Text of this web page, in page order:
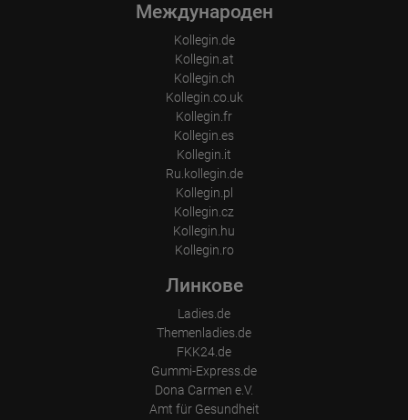
Международен
Kollegin.de
Kollegin.at
Kollegin.ch
Kollegin.co.uk
Kollegin.fr
Kollegin.es
Kollegin.it
Ru.kollegin.de
Kollegin.pl
Kollegin.cz
Kollegin.hu
Kollegin.ro
Линкове
Ladies.de
Themenladies.de
FKK24.de
Gummi-Express.de
Dona Carmen e.V.
Amt für Gesundheit